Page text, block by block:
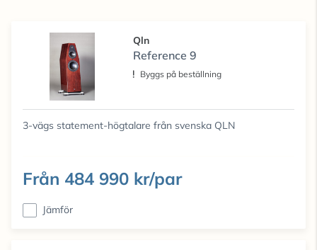
Qln
Reference 9
Byggs på beställning
3-vägs statement-högtalare från svenska QLN
Från 484 990 kr/par
Jämför